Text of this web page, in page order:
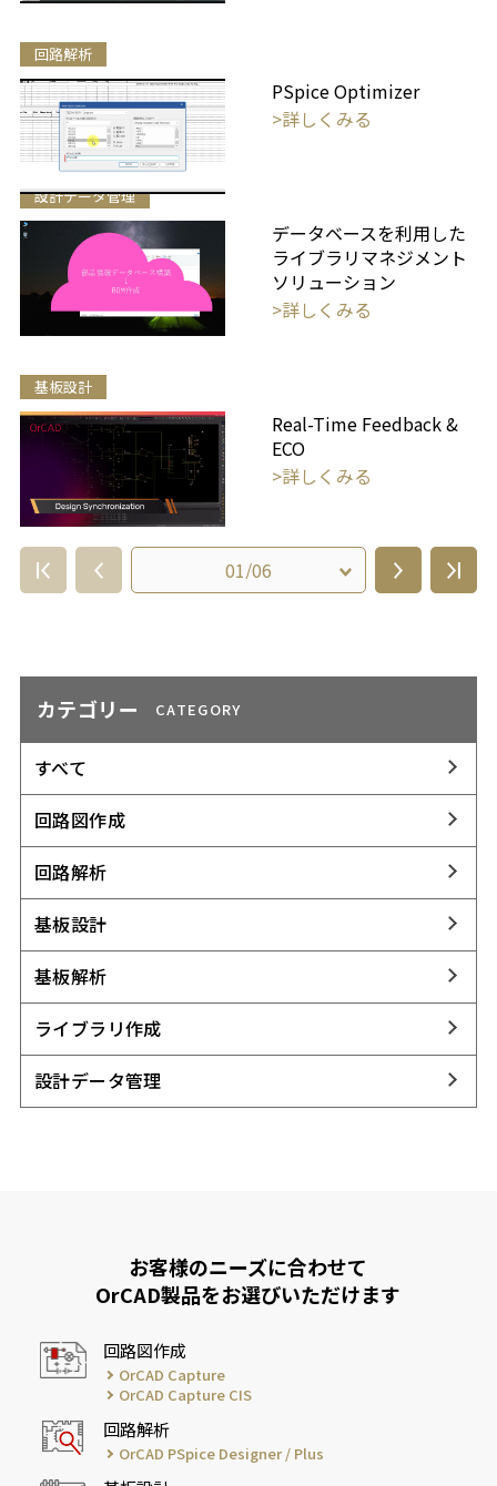
回路解析
PSpice Optimizer
>詳しくみる
設計データ管理
データベースを利用した
ライブラリマネジメント
ソリューション
>詳しくみる
基板設計
Real-Time Feedback &
ECO
>詳しくみる
カテゴリー CATEGORY
すべて
回路図作成
回路解析
基板設計
基板解析
ライブラリ作成
設計データ管理
お客様のニーズに合わせて
OrCAD製品をお選びいただけます
回路図作成
OrCAD Capture
OrCAD Capture CIS
回路解析
OrCAD PSpice Designer / Plus